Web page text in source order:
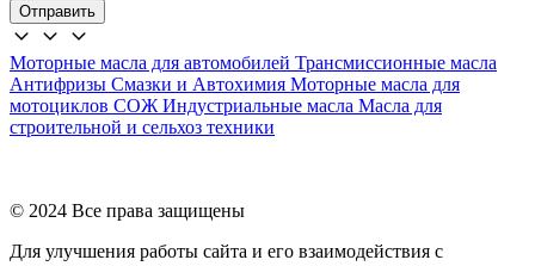
Отправить
Моторные масла для автомобилей Трансмиссионные масла
Антифризы Смазки и Автохимия Моторные масла для
мотоциклов СОЖ Индустриальные масла Масла для
строительной и сельхоз техники
© 2024 Все права защищены
Для улучшения работы сайта и его взаимодействия с